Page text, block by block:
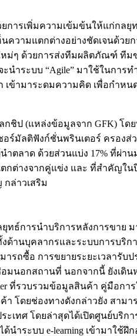
รเพิ่มความเข้มข้นให้แก่กลยุทธ์
ความแตกต่างอย่างชัดเจนด้วย
ใหม่ๆ ด้วยการส่งทีมผลิตภัณฑ์ ที
ำระบบ “Agile” มาใช้ในการ
เข้ามาระดมความคิด เพื่อกำห
ชิป (แหล่งข้อมูลจาก GFK) โด
ร์มัลติฟังก์ชั่นพรินเตอร์ ครองส่
ตลาด ด้วยส่วนแบ่ง 17% ที่ผ่าน
ต่างจากคู่แข่ง และ ที่สำคัญใน
ล่าวเสริม
ยุทธ์การนำบริการหลังการขาย
านบุคลากรและระบบการบริก
รถซื้อ การขยายระยะเวลารับ
มนอกสถานที่ นอกจากนี้ ยังเดิ
ที่รวบรวมข้อมูลสินค้า คู่มือกา
า โดยช่องทางดังกล่าวยัง สาม
ทศ โดยล่าสุดได้เปิดศูนย์บริกา
ะบบ e-learning เข้ามาใช้ฝึกอ